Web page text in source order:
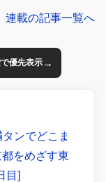
連載の記事一覧へ
優先表示→
ンでどこま
をめざす東
目]